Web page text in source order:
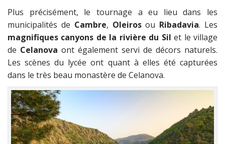
Plus précisément, le tournage a eu lieu dans les
municipalités de Cambre, Oleirosou Ribadavia. Les
magnifiques canyons de la rivière du Sil et le village
de Celanova ont également servi de décors naturels.
Les scènes du lycée ont quant à elles été capturées
dans le très beau monastère de Celanova.